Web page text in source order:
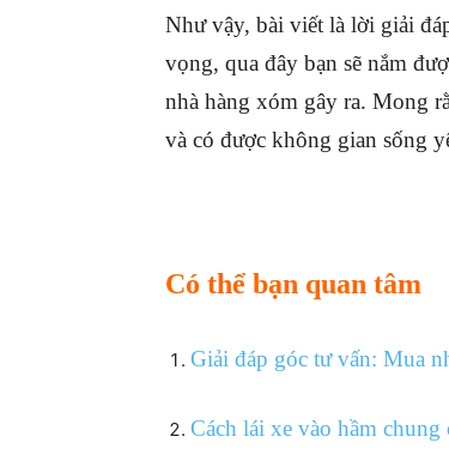
Như vậy, bài viết là lời giải
vọng, qua đây bạn sẽ nắm
nhà hàng xóm gây ra. Mong
và có được không gian sống
Có thể bạn quan tâm
Giải đáp góc tư vấn: Mua
Cách lái xe vào hầm chung